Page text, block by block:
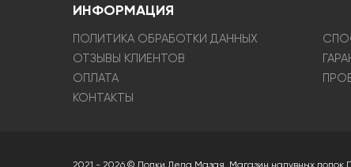
ИНФОРМАЦИЯ
ПОЛИТИКА ОБРАБОТКИ ДАННЫХ
ОТЗЫВЫ КЛИЕНТОВ
ОПЛАТА
КОНТАКТЫ
2021 - 2026 © Лодки Деда Мазая. Магазин надувных лодок